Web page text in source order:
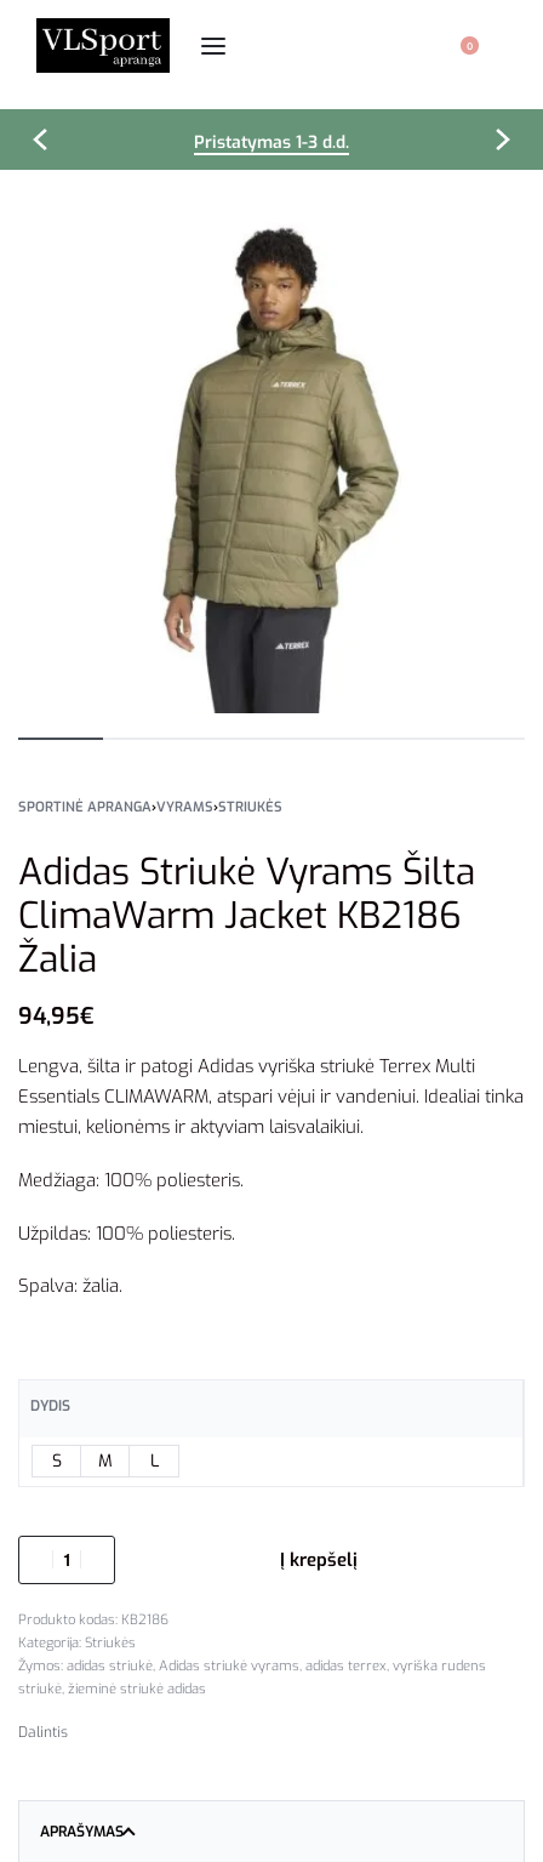
0
Pristatymas 1-3 d.d.
SPORTINĖ APRANGA›VYRAMS›STRIUKĖS
Adidas Striukė Vyrams Šilta
ClimaWarm Jacket KB2186
Žalia
94,95€
Lengva, šilta ir patogi Adidas vyriška striukė Terrex Multi
Essentials CLIMAWARM, atspari vėjui ir vandeniui. Idealiai tinka
miestui, kelionėms ir aktyviam laisvalaikiui.
Medžiaga: 100% poliesteris.
Užpildas: 100% poliesteris.
Spalva: žalia.
DYDIS
S M L
Į krepšelį
KB2186
Kategorija: Striukės
Žymos: adidas striukė, Adidas striukė vyrams, adidas terrex, vyriška rudens
striukė, žieminė striukė adidas
Dalintis
APRAŠYMAS